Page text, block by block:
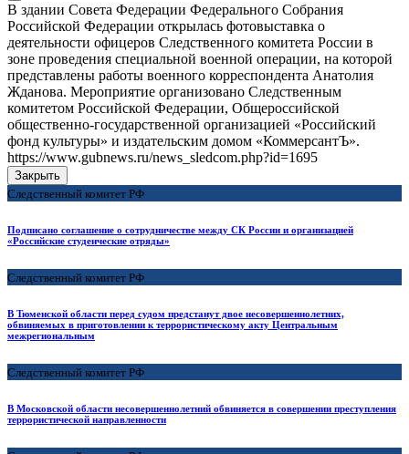
В здании Совета Федерации Федерального Собрания
Российской Федерации открылась фотовыставка о
деятельности офицеров Следственного комитета России в
зоне проведения специальной военной операции, на которой
представлены работы военного корреспондента Анатолия
Жданова. Мероприятие организовано Следственным
комитетом Российской Федерации, Общероссийской
общественно-государственной организацией «Российский
фонд культуры» и издательским домом «КоммерсантЪ».
https://www.gubnews.ru/news_sledcom.php?id=1695
Закрыть
Следственный комитет РФ
Подписано соглашение о сотрудничестве между СК России и организацией
«Российские студенческие отряды»
Следственный комитет РФ
В Тюменской области перед судом предстанут двое несовершеннолетних,
обвиняемых в приготовлении к террористическому акту Центральным
межрегиональным
Следственный комитет РФ
В Московской области несовершеннолетний обвиняется в совершении преступления
террористической направленности